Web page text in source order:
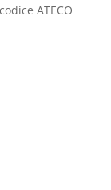
ATECO